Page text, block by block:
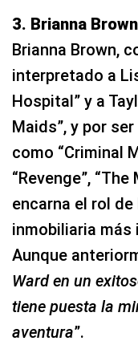
3. Brianna
Brianna Brown,
interpretado a
Hospital” y a
Maids”, y por
como “Criminal
“Revenge”,
encarna el rol
inmobiliaria
Aunque
Ward en un
tiene puesta la
aventura”.